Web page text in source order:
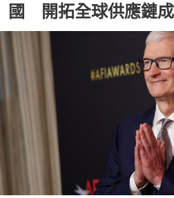
國 開拓全球供應鏈